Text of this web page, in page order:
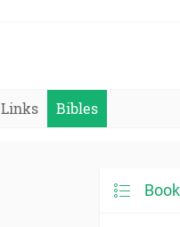
Links Bibles
Book